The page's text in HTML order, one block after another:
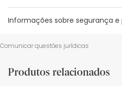
Informações sobre segurança e
Recursos de segurança visual
De momento, não dispomos de
Comunicar questões jurídicas
Produtos relacionados